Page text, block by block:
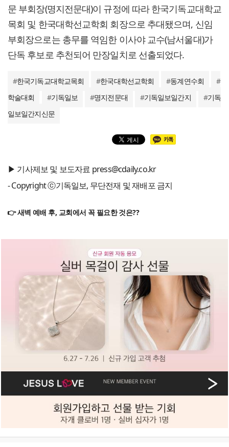
문 부회장(명지전문대)이 규정에 따라 한국기독교대학교
목회 및 한국대학선교학회 회장으로 추대됐으며, 신임
부회장으로는 총무를 역임한 이사야 교수(남서울대)가
단독 후보로 추천되어 만장일치로 선출되었다.
#한국기독교대학교목회 #한국대학선교학회 #동계연수회
#
학술대회
#기독일보 #명지전문대 #기독일보일간지 #기독
일보일간지신문
▶ 기사제보 및 보도자료 press@cdaily.co.kr
- Copyright ⓒ기독일보, 무단전재 및 재배포 금지
👉 새벽 예배 후, 교회에서 꼭 필요한 것은??